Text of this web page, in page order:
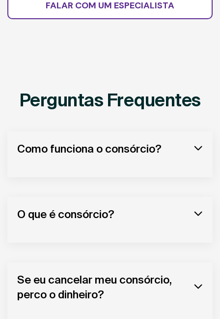
FALAR COM UM ESPECIALISTA
Perguntas Frequentes
Como funciona o consórcio?
O que é consórcio?
Se eu cancelar meu consórcio,
perco o dinheiro?